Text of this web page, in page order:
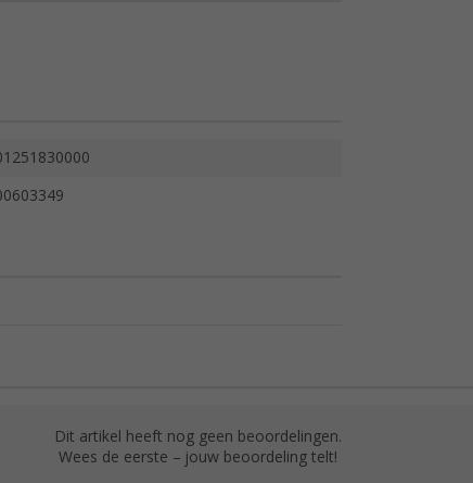
Dit artikel heeft nog geen beoordelingen.
Wees de eerste – jouw beoordeling telt!